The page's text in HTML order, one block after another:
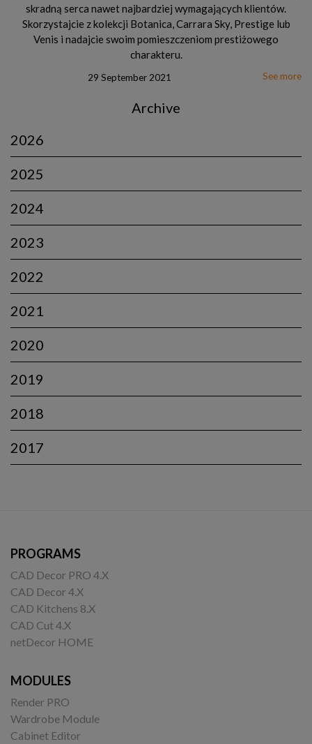
skradną serca nawet najbardziej wymagających klientów.
Skorzystajcie z kolekcji Botanica, Carrara Sky, Prestige lub
Venis i nadajcie swoim pomieszczeniom prestiżowego
charakteru.
29 September 2021 See more
Archive
2026
2025
2024
2023
2022
2021
2020
2019
2018
2017
PROGRAMS
CAD Decor PRO 4.X
CAD Decor 4.X
CAD Kitchens 8.X
CAD Cut 4.X
netDecor HOME
MODULES
Render PRO
Wardrobe Module
Cabinet Editor